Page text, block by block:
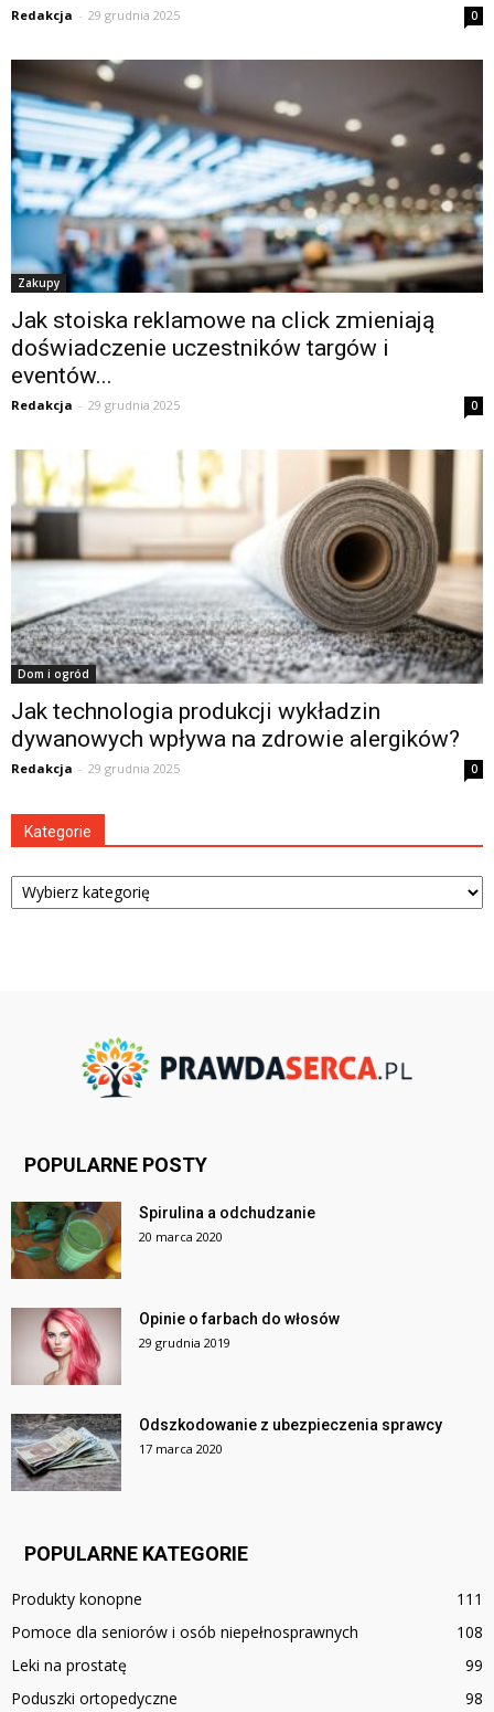
Redakcja - 29 grudnia 2025 0
Zakupy
Jak stoiska reklamowe na click zmieniają
doświadczenie uczestników targów i
eventów...
Redakcja - 29 grudnia 2025 0
Dom i ogród
Jak technologia produkcji wykładzin
dywanowych wpływa na zdrowie alergików?
Redakcja - 29 grudnia 2025 0
Kategorie
Kategorie
POPULARNE POSTY
Spirulina a odchudzanie
20 marca 2020
Opinie o farbach do włosów
29 grudnia 2019
Odszkodowanie z ubezpieczenia sprawcy
17 marca 2020
POPULARNE KATEGORIE
Produkty konopne
111
Pomoce dla seniorów i osób niepełnosprawnych
108
Leki na prostatę
99
Poduszki ortopedyczne
98